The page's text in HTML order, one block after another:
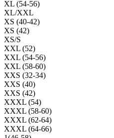
XL (54-56)
XL/XXL
XS (40-42)
XS (42)
XS/S
XXL (52)
XXL (54-56)
XXL (58-60)
XXS (32-34)
XXS (40)
XXS (42)
XXXL (54)
XXXL (58-60)
XXXL (62-64)
XXXL (64-66)